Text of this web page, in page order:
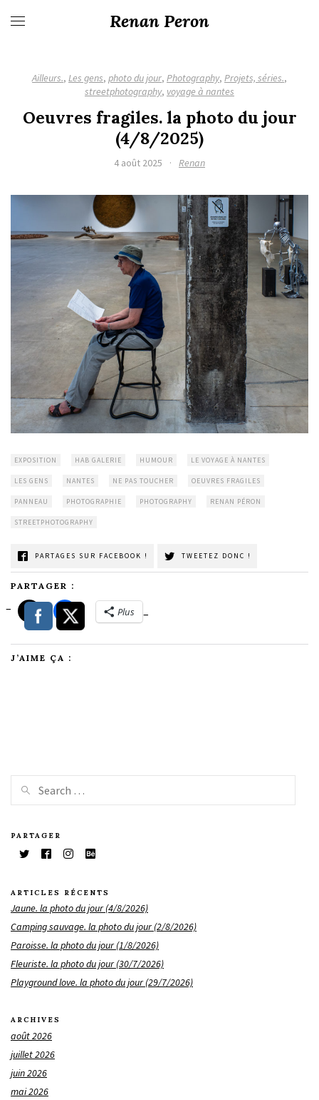
Renan Peron
Ailleurs., Les gens, photo du jour, Photography, Projets, séries.,
streetphotography, voyage à nantes
Oeuvres fragiles. la photo du jour
(4/8/2025)
4 août 2025 · Renan
EXPOSITION HAB GALERIE HUMOUR LE VOYAGE À NANTES
LES GENS NANTES NE PAS TOUCHER OEUVRES FRAGILES
PANNEAU PHOTOGRAPHIE PHOTOGRAPHY RENAN PÉRON
STREETPHOTOGRAPHY
PARTAGES SUR FACEBOOK ! TWEETEZ DONC !
PARTAGER :
Plus
J’AIME ÇA :
PARTAGER
ARTICLES RÉCENTS
Jaune. la photo du jour (4/8/2026)
Camping sauvage. la photo du jour (2/8/2026)
Paroisse. la photo du jour (1/8/2026)
Fleuriste. la photo du jour (30/7/2026)
Playground love. la photo du jour (29/7/2026)
ARCHIVES
août 2026
juillet 2026
juin 2026
mai 2026